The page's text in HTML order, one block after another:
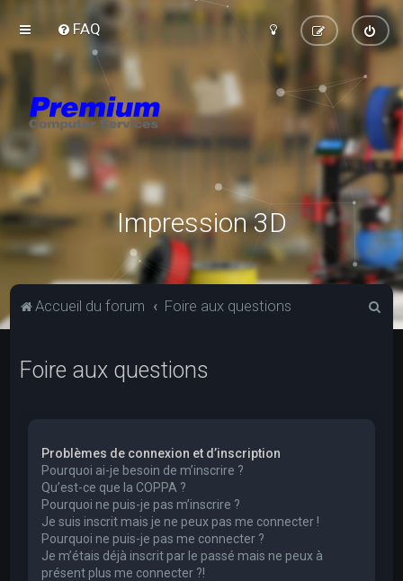
FAQ
Impression 3D
Accueil du forum Foire aux questions
Foire aux questions
Problèmes de connexion et d’inscription
Pourquoi ai-je besoin de m’inscrire ?
Qu’est-ce que la COPPA ?
Pourquoi ne puis-je pas m’inscrire ?
Je suis inscrit mais je ne peux pas me connecter !
Pourquoi ne puis-je pas me connecter ?
Je m’étais déjà inscrit par le passé mais ne peux à
présent plus me connecter ?!